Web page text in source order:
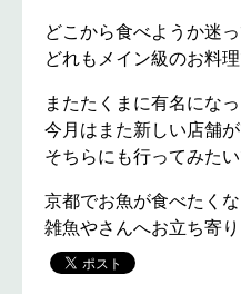
どこから食べようか迷っ
どれもメイン級のお料
またたくまに有名にな
今月はまた新しい店舗が
そちらにも行ってみた
京都でお魚が食べたくな
雑魚やさんへお立ち寄